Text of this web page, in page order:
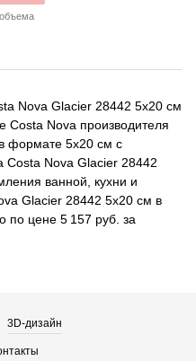
Nova Glacier 28442 5x20 см
Costa Nova производителя
формате 5x20 см с
Costa Nova Glacier 28442
ванной, кухни и
Glacier 28442 5x20 см в
по цене 5 157 руб. за
3D-дизайн